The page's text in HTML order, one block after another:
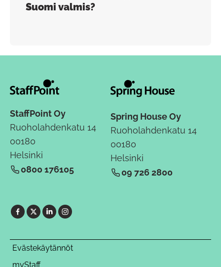
Suomi valmis?
StaffPoint Oy
Ruoholahdenkatu 14
00180
Helsinki
0800 176105
Spring House Oy
Ruoholahdenkatu 14
00180
Helsinki
09 726 2800
Evästekäytännöt
myStaff